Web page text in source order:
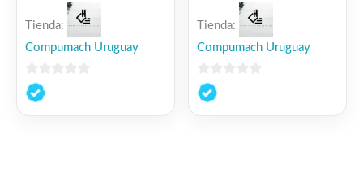
Tienda:
Compumach Uruguay
0
de
Tienda:
Compumach Uruguay
0
de